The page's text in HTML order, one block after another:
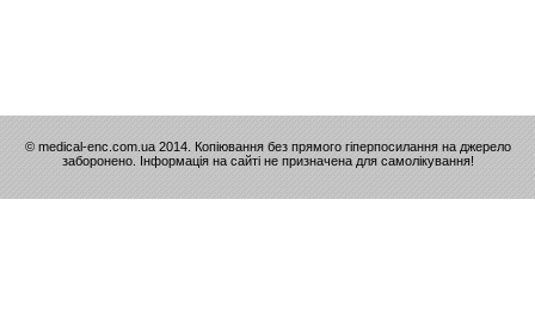
© medical-enc.com.ua 2014. Копіювання без прямого гіперпосилання на джерело
заборонено. Інформація на сайті не призначена для самолікування!